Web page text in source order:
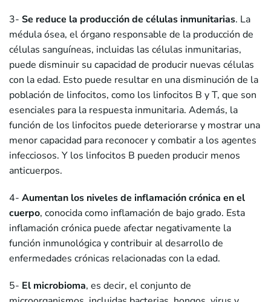
3- Se reduce la producción de células inmunitarias. La
médula ósea, el órgano responsable de la producción de
células sanguíneas, incluidas las células inmunitarias,
puede disminuir su capacidad de producir nuevas células
con la edad. Esto puede resultar en una disminución de la
población de linfocitos, como los linfocitos B y T, que son
esenciales para la respuesta inmunitaria. Además, la
función de los linfocitos puede deteriorarse y mostrar una
menor capacidad para reconocer y combatir a los agentes
infecciosos. Y los linfocitos B pueden producir menos
anticuerpos.
4- Aumentan los niveles de inflamación crónica en el
cuerpo, conocida como inflamación de bajo grado. Esta
inflamación crónica puede afectar negativamente la
función inmunológica y contribuir al desarrollo de
enfermedades crónicas relacionadas con la edad.
5- El microbioma, es decir, el conjunto de